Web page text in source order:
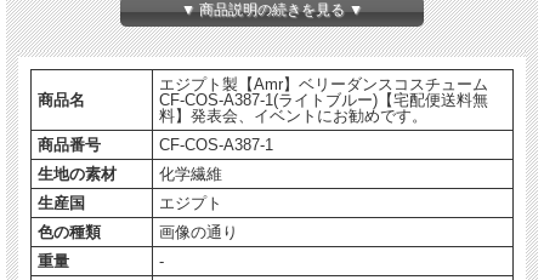
▼ 商品説明の続きを見る ▼
商品名
エジプト製【Amr】ベリーダンスコスチューム
CF-COS-A387-1(ライトブルー)【宅配便送料無
料】発表会、イベントにお勧めです。
商品番号
CF-COS-A387-1
生地の素材
化学繊維
生産国
エジプト
色の種類
画像の通り
重量
-